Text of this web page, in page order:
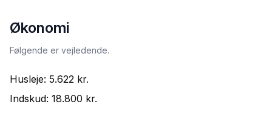
Økonomi
Følgende er vejledende.
Husleje: 5.622 kr.
Indskud: 18.800 kr.